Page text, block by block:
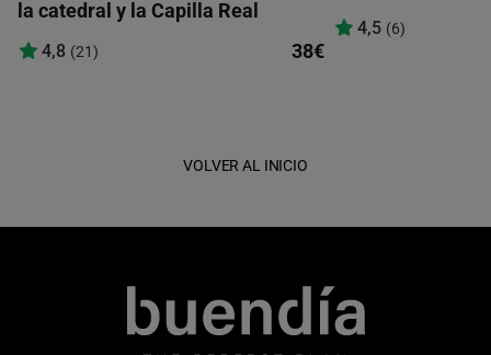
la catedral y la Capilla Real
4,8 (21) 38€
4,5 (6)
VOLVER AL INICIO